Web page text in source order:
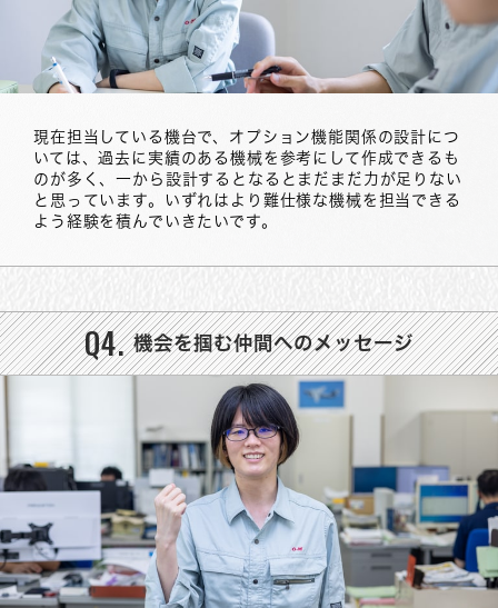
現在担当している機台で、オプション機能関係の設計につ
いては、過去に実績のある機械を参考にして作成できるも
のが多く、一から設計するとなるとまだまだ力が足りない
と思っています。いずれはより難仕様な機械を担当できる
よう経験を積んでいきたいです。
Q4. 機会を掴む仲間へのメッセージ